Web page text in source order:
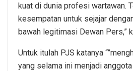
kuat di dunia profesi wartawan.
kesempatan untuk sejajar
bawah legitimasi Dewan Pers,”
Untuk itulah PJS katanya
yang selama ini menjadi